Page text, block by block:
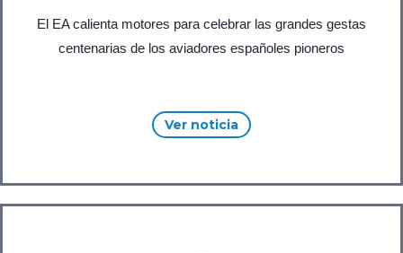
El EA calienta motores para celebrar las grandes gestas
centenarias de los aviadores españoles pioneros
Ver noticia